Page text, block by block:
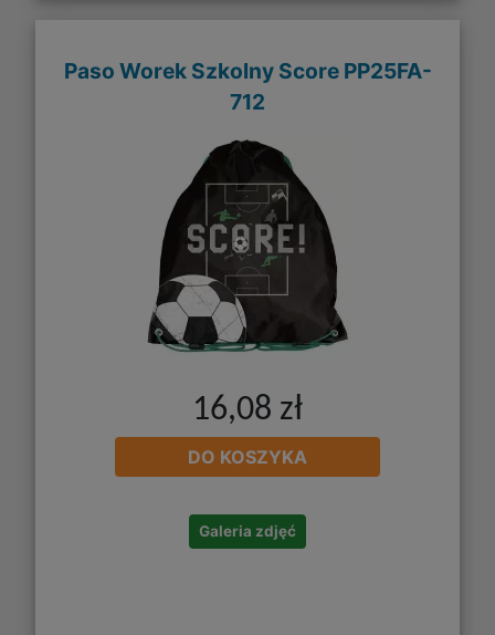
Paso Worek Szkolny Score PP25FA-
712
16,08 zł
DO KOSZYKA
Galeria zdjęć